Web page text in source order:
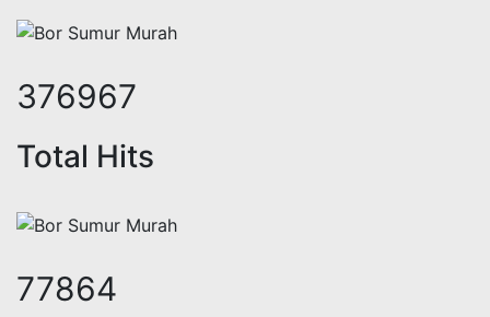
462318
Total Hits
96477